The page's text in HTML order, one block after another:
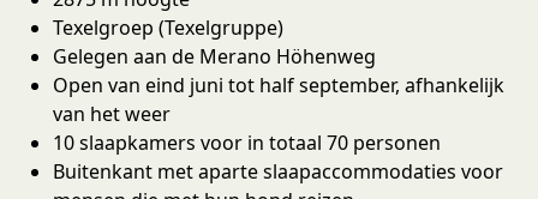
Texelgroep (Texelgruppe)
Gelegen aan de Merano Höhenweg
Open van eind juni tot half september, afhankelijk
van het weer
10 slaapkamers voor in totaal 70 personen
Buitenkant met aparte slaapaccommodaties voor